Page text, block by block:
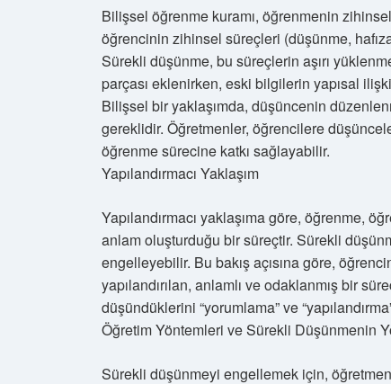
Bilişsel öğrenme kuramı, öğrenmenin
öğrencinin zihinsel süreçleri (düşünme,
Sürekli düşünme, bu süreçlerin aşırı
parçası eklenirken, eski bilgilerin yapısal
Bilişsel bir yaklaşımda, düşüncenin
gereklidir. Öğretmenler, öğrencilere
öğrenme sürecine katkı sağlayabilir.
Yapılandırmacı Yaklaşım
Yapılandırmacı yaklaşıma göre, öğrenme,
anlam oluşturduğu bir süreçtir. Sürekli
engelleyebilir. Bu bakış açısına göre,
yapılandırılan, anlamlı ve odaklanmış bir
düşündüklerini “yorumlama” ve
Öğretim Yöntemleri ve Sürekli Düşünmenin
Sürekli düşünmeyi engellemek için,